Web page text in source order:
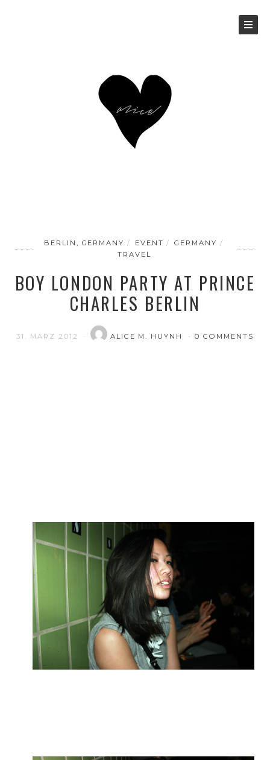
BERLIN, GERMANY EVENT
GERMANY
TRAVEL
BOY LONDON PARTY AT PRINCE
CHARLES BERLIN
31. MÄRZ 2012 ALICE M. HUYNH 0 COMMENTS